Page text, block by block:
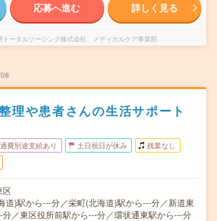
応募へ進む 詳しく見る
トータルソーシング株式会社 メディカルケア事業部
理や患者さんの生活サポート
費別途支給あり 土日祝日が休み 残業なし
区
道)駅から---分／栄町(北海道)駅から---分／新道東
分／東区役所前駅から---分／環状通東駅から---分